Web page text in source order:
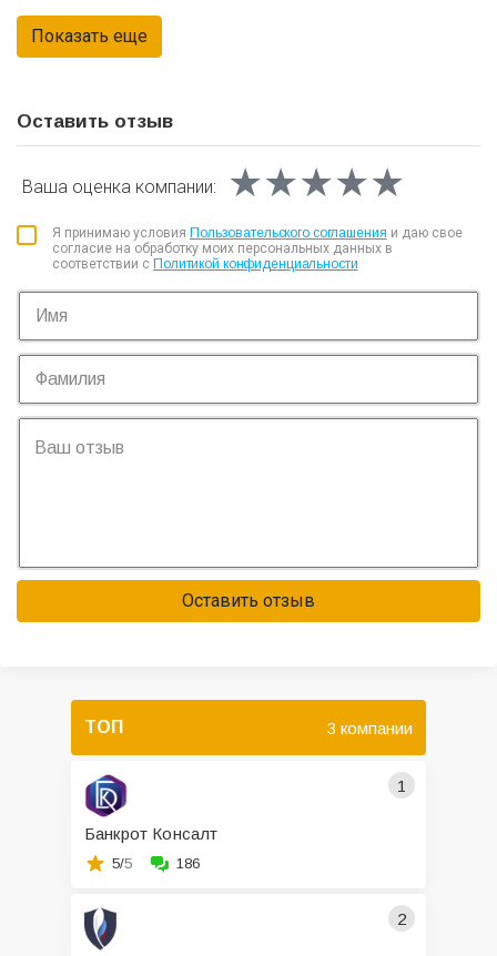
своем решении.
Оставить отзыв
Ваша оценка компании: ★★★★★
★★★★★
★★★★★
Я принимаю условия Пользовательского соглашения и даю свое
согласие на обработку моих персональных данных в
соответствии с Политикой конфиденциальности
Оставить отзыв
ТОП 3 компании
1
Банкрот Консалт
5/5 186
2